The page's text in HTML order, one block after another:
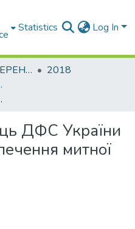
Statistics Log In
МАТЕРІАЛИ КОНФЕРЕНЦІЙ
2018
безпеки України
ДФС України
митної